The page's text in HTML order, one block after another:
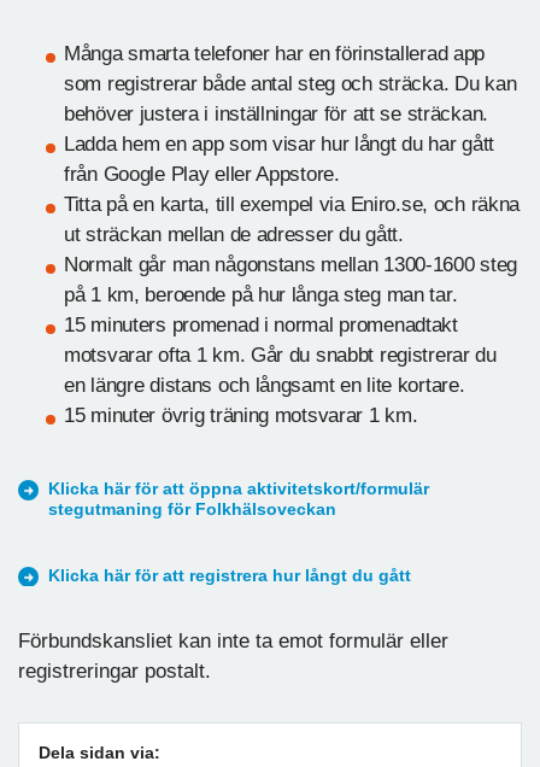
Många smarta telefoner har en förinstallerad app
som registrerar både antal steg och sträcka. Du kan
behöver justera i inställningar för att se sträckan.
Ladda hem en app som visar hur långt du har gått
från Google Play eller Appstore.
Titta på en karta, till exempel via Eniro.se, och räkna
ut sträckan mellan de adresser du gått.
Normalt går man någonstans mellan 1300-1600 steg
på 1 km, beroende på hur långa steg man tar.
15 minuters promenad i normal promenadtakt
motsvarar ofta 1 km. Går du snabbt registrerar du
en längre distans och långsamt en lite kortare.
15 minuter övrig träning motsvarar 1 km.
Klicka här för att öppna aktivitetskort/formulär
stegutmaning för Folkhälsoveckan
Klicka här för att registrera hur långt du gått
Förbundskansliet kan inte ta emot formulär eller
registreringar postalt.
Dela sidan via: